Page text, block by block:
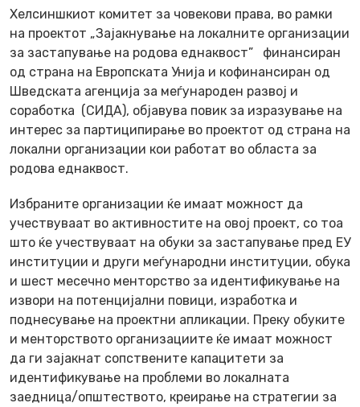
Хелсиншкиот комитет за човекови права, во рамки
на проектот „Зајакнување на локалните организации
за застапување на родова еднаквост” финансиран
од страна на Европската Унија и кофинансиран од
Шведската агенција за меѓународен развој и
соработка (СИДА), oбјавува повик за изразување на
интерес за партиципирање во проектот од страна на
локални организации кои работат во областа за
родова еднаквост.
Избраните организации ќе имаат можност да
учествуваат во активностите на овој проект, со тоа
што ќе учествуваат на обуки за застапување пред ЕУ
институции и други меѓународни институции, обука
и шест месечно менторство за идентификување на
извори на потенцијални повици, изработка и
поднесување на проектни апликации. Преку обуките
и менторството организациите ќе имаат можност
да ги зајакнат сопствените капацитети за
идентификување на проблеми во локалната
заедница/општеството, креирање на стратегии за